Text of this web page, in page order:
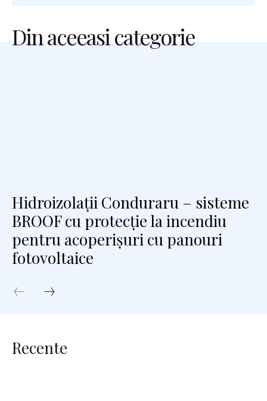
Din aceeasi categorie
Hidroizolații Conduraru – sisteme
BROOF cu protecție la incendiu
pentru acoperișuri cu panouri
fotovoltaice
Recente